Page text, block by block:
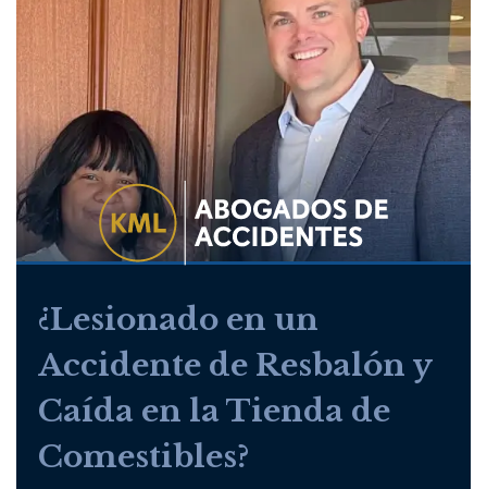
¿Lesionado en un
Accidente de Resbalón y
Caída en la Tienda de
Comestibles?